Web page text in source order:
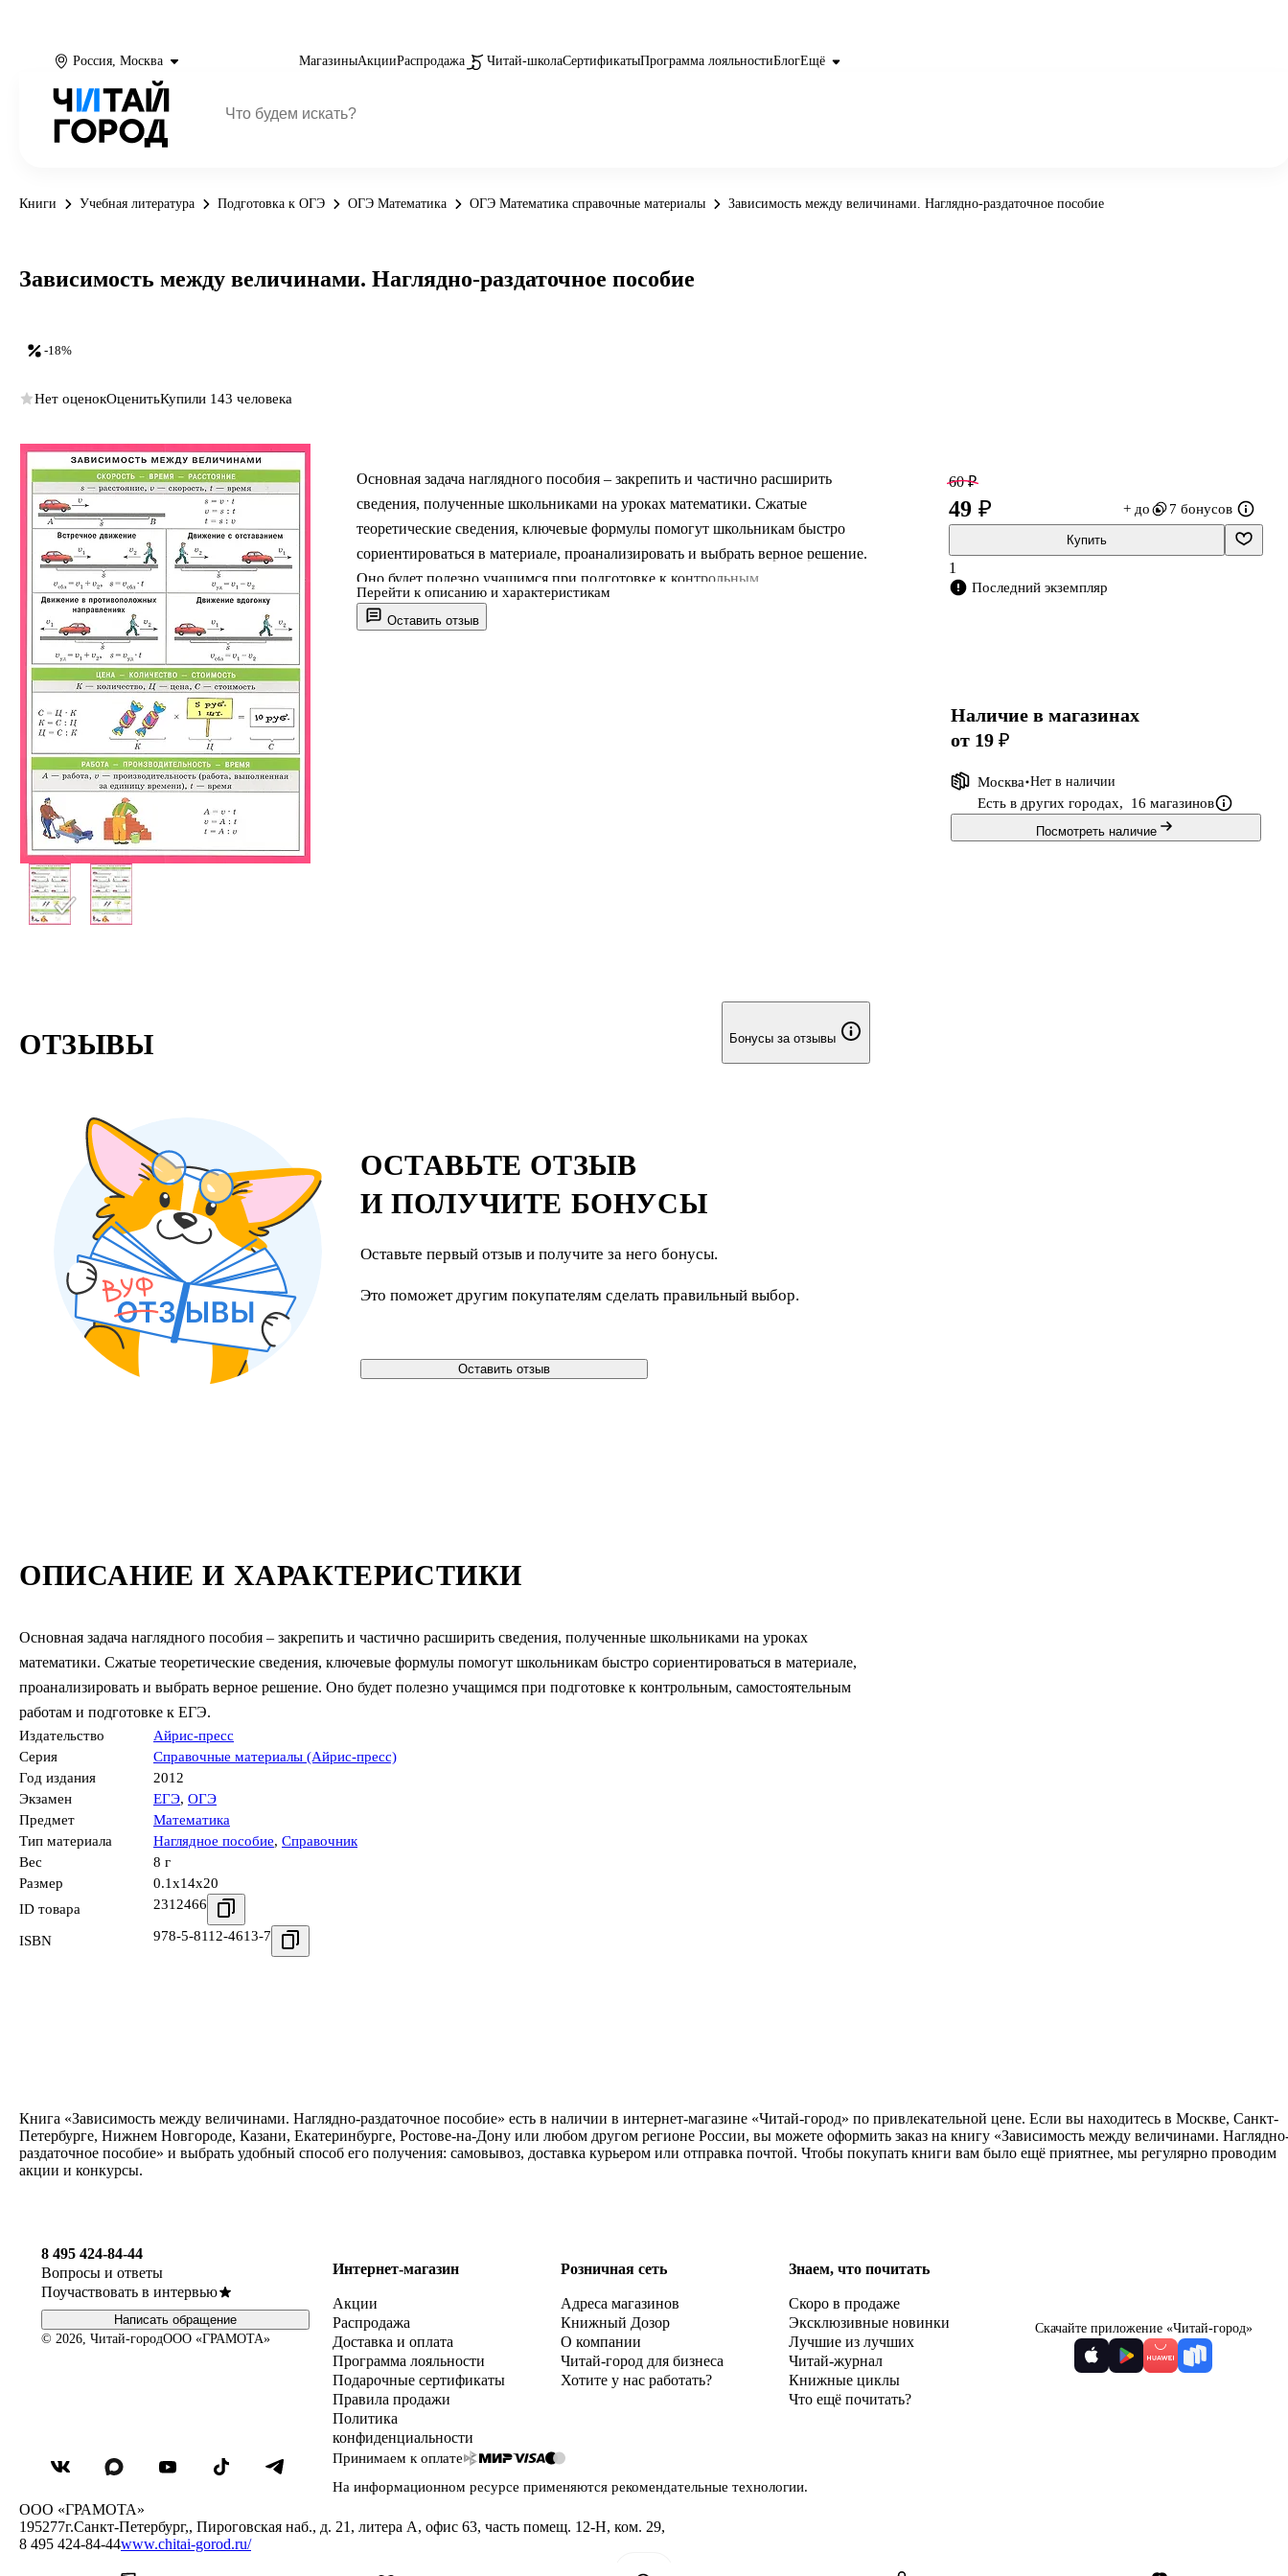
Россия, Москва МагазиныАкцииРаспродажа Читай-школаСертификатыПрограмма лояльностиБлогЕщё
Книги Учебная литература Подготовка к ОГЭ ОГЭ Математика ОГЭ Математика справочные материалы Зависимость между величинами. Наглядно-раздаточное пособие
Оставить отзыв
Основная задача наглядного пособия – закрепить и частично расширить
сведения, полученные школьниками на уроках математики. Сжатые
теоретические сведения, ключевые формулы помогут школьникам быстро
сориентироваться в материале, проанализировать и выбрать верное решение.
Оно будет полезно учащимся при подготовке к контрольным,
самостоятельным работам и подготовке к ЕГЭ.
Перейти к описанию и характеристикам
-18%
Зависимость между величинами. Наглядно-раздаточное пособие
Нет оценокОценитьКупили 143 человека
60 ₽
49 ₽ + до 7 бонусов
Купить
1
Последний экземпляр
Наличие в магазинах
от 19 ₽
Москва Нет в наличии
Есть в других городах, 16 магазинов
Посмотреть наличие
ОПИСАНИЕ И ХАРАКТЕРИСТИКИ
Основная задача наглядного пособия – закрепить и частично расширить сведения, полученные школьниками на уроках
математики. Сжатые теоретические сведения, ключевые формулы помогут школьникам быстро сориентироваться в материале,
проанализировать и выбрать верное решение. Оно будет полезно учащимся при подготовке к контрольным, самостоятельным
работам и подготовке к ЕГЭ.
Издательство
Айрис-пресс
Серия
Справочные материалы (Айрис-пресс)
Год издания
2012
Экзамен
ЕГЭ, ОГЭ
Предмет
Математика
Тип материала
Наглядное пособие, Справочник
Вес
8 г
Размер
0.1x14x20
ID товара
2312466
ISBN 978-5-8112-4613-7
ОТЗЫВЫ Бонусы за отзывы
ОСТАВЬТЕ ОТЗЫВ
И ПОЛУЧИТЕ БОНУСЫ
Оставьте первый отзыв и получите за него бонусы.
Это поможет другим покупателям сделать правильный выбор.
Оставить отзыв
Книга «Зависимость между величинами. Наглядно-раздаточное пособие» есть в наличии в интернет-магазине «Читай-город» по привлекательной цене. Если вы находитесь в Москве, Санкт-
Петербурге, Нижнем Новгороде, Казани, Екатеринбурге, Ростове-на-Дону или любом другом регионе России, вы можете оформить заказ на книгу «Зависимость между величинами.
раздаточное пособие» и выбрать удобный способ его получения: самовывоз, доставка курьером или отправка почтой. Чтобы покупать книги вам было ещё приятнее, мы регулярно проводим
акции и конкурсы.
8 495 424-84-44
Вопросы и ответы
Поучаствовать в интервью
Написать обращение
© 2026, Читай-городООО «ГРАМОТА»
Интернет-магазин
Акции
Распродажа
Доставка и оплата
Программа лояльности
Подарочные сертификаты
Правила продажи
Политика
конфиденциальности
Розничная сеть
Адреса магазинов
Книжный Дозор
О компании
Читай-город для бизнеса
Хотите у нас работать?
Знаем, что почитать
Скоро в продаже
Эксклюзивные новинки
Лучшие из лучших
Читай-журнал
Книжные циклы
Что ещё почитать?
Принимаем к оплате
На информационном ресурсе применяются рекомендательные технологии.
Скачайте приложение «Читай-город»
ООО «ГРАМОТА»
195277г.Санкт-Петербург,, Пироговская наб., д. 21, литера А, офис 63, часть помещ. 12-Н, ком. 29,
8 495 424-84-44www.chitai-gorod.ru/